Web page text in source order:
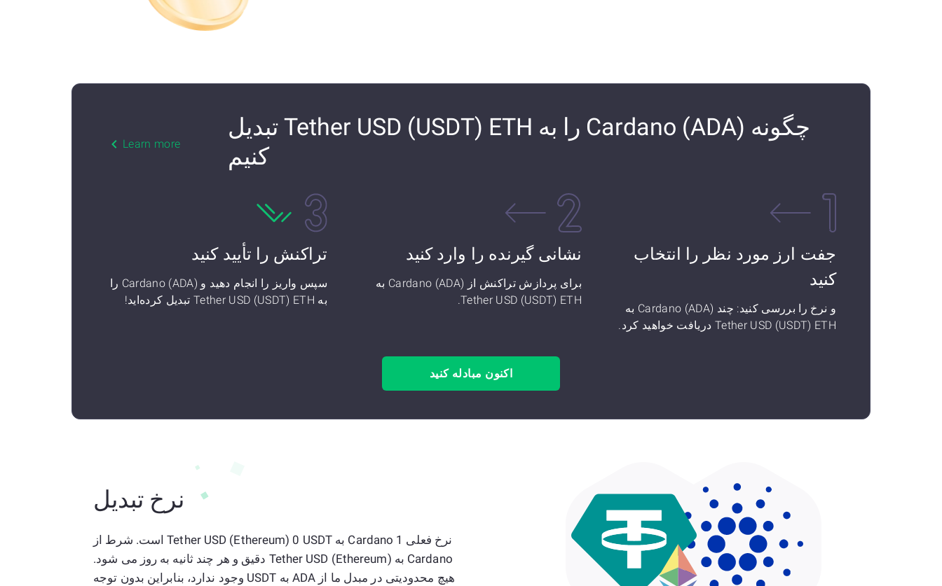
چگونه Cardano (ADA) را به Tether USD (USDT) ETH تبدیل
کنیم
Learn more
جفت ارز مورد نظر را انتخاب
کنید
و نرخ را بررسی کنید: چند Cardano (ADA) به
Tether USD (USDT) ETH دریافت خواهید کرد.
نشانی گیرنده را وارد کنید
برای پردازش تراکنش از Cardano (ADA) به
Tether USD (USDT) ETH.
تراکنش را تأیید کنید
سپس واریز را انجام دهید و Cardano (ADA) را
به Tether USD (USDT) ETH تبدیل کرده‌اید!
اکنون مبادله کنید
نرخ تبدیل
نرخ فعلی 1 Cardano به Tether USD (Ethereum) 0 USDT است. شرط از
Cardano به Tether USD (Ethereum) دقیق و هر چند ثانیه به روز می شود.
هیچ محدودیتی در مبدل ما از ADA به USDT وجود ندارد، بنابراین بدون توجه